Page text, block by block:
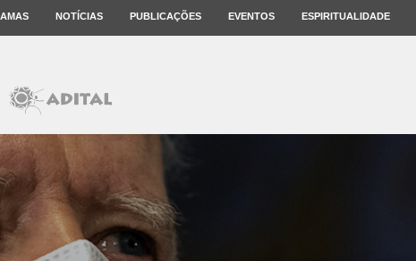
NOTÍCIAS PUBLICAÇÕES EVENTOS ESPIRITUALIDADE